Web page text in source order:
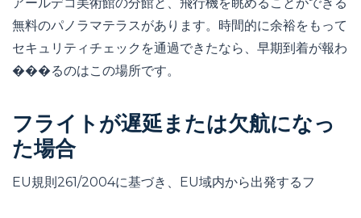
無料のパノラマテラスがあります。時間的に余裕をもって
セキュリティチェックを通過できたなら、早期到着が報わ
���るのはこの場所です。
フライトが遅延または欠航になっ
た場合
EU規則261/2004に基づき、EU域内から出発するフ